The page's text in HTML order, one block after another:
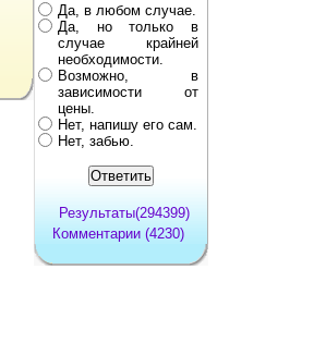
Да, в любом случае.
Да, но только в
случае крайней
необходимости.
Возможно, в
зависимости от
цены.
Нет, напишу его сам.
Нет, забью.
Результаты(294399)
Комментарии (4230)